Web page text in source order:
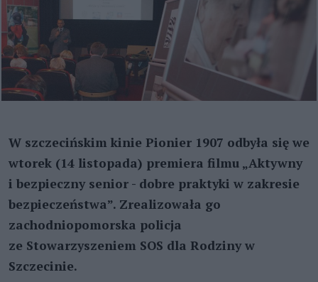
W szczecińskim kinie Pionier 1907 odbyła się we
wtorek (14 listopada) premiera filmu „Aktywny
i bezpieczny senior - dobre praktyki w zakresie
bezpieczeństwa”. Zrealizowała go
zachodniopomorska policja
ze Stowarzyszeniem SOS dla Rodziny w
Szczecinie.